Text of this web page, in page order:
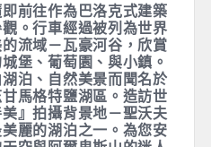
前往作為巴洛克式建築
。行車經過被列為世界
流域－瓦豪河谷，欣賞
堡、葡萄園、與小鎮。
泊、自然美景而聞名於
馬格特鹽湖區。造訪世
』拍攝背景地－聖沃夫
麗的湖泊之一。為您安